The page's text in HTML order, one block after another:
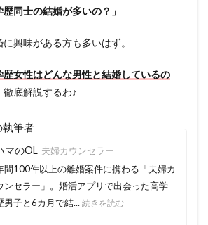
歴同士の結婚が多いの？」
興味がある方も多いはず。
歴女性はどんな男性と結婚しているの
底解説するわ♪
執筆者
マのOL 夫婦カウンセラー
間100件以上の離婚案件に携わる「夫婦カ
ンセラー」。婚活アプリで出会った高学
男子と6カ月で結... 続きを読む